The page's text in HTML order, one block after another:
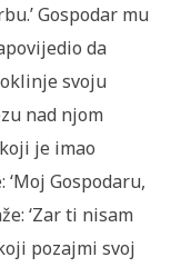
Gospodar mu
da
svoju
nad njom
je imao
Gospodaru,
‘Zar ti nisam
pozajmi svoj